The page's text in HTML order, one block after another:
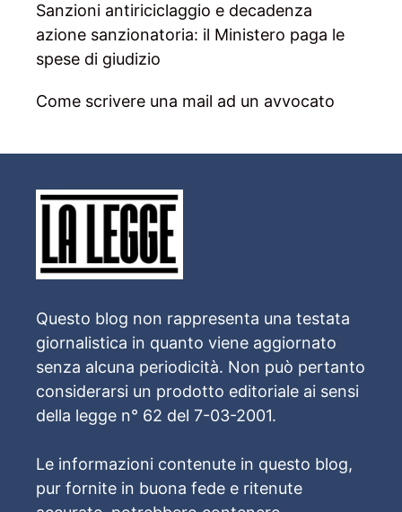
Sanzioni antiriciclaggio e decadenza
azione sanzionatoria: il Ministero paga le
spese di giudizio
Come scrivere una mail ad un avvocato
Questo blog non rappresenta una testata
giornalistica in quanto viene aggiornato
senza alcuna periodicità. Non può pertanto
considerarsi un prodotto editoriale ai sensi
della legge n° 62 del 7-03-2001.
Le informazioni contenute in questo blog,
pur fornite in buona fede e ritenute